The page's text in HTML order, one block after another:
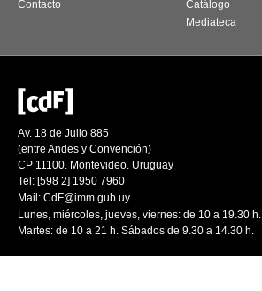
Contacto
Catálogo
Mediateca
Av. 18 de Julio 885
(entre Andes y Convención)
CP 11100. Montevideo. Uruguay
Tel: [598 2] 1950 7960
Mail: CdF@imm.gub.uy
Lunes, miércoles, jueves, viernes: de 10 a 19.30 h.
Martes: de 10 a 21 h. Sábados de 9.30 a 14.30 h.